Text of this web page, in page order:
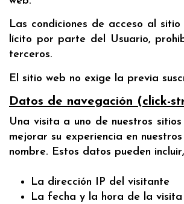
Las condiciones de acceso al
lícito por parte del Usuario,
terceros.
El sitio web no exige la previa
Datos de navegación (click-
Una visita a uno de nuestros
mejorar su experiencia en
nombre. Estos datos pueden
La dirección IP del visitante
La fecha y la hora de la visita